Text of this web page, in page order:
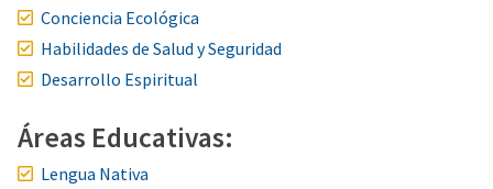
Conciencia Ecológica
Habilidades de Salud y Seguridad
Desarrollo Espiritual
Áreas Educativas:
Lengua Nativa